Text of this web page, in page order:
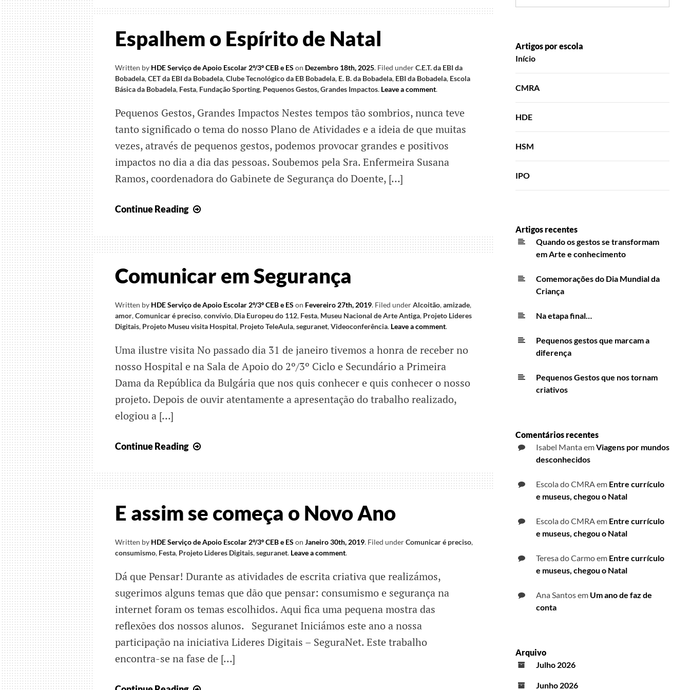
Espalhem o Espírito de Natal
Written by HDE Serviço de Apoio Escolar 2º/3º CEB e ES on Dezembro 18th, 2025. Filed underC.E.T. da EBI da
Bobadela,CET da EBI da Bobadela,Clube Tecnológico da EB Bobadela, E. B. da Bobadela, EBI da Bobadela, Escola
Básica da Bobadela, Festa, Fundação Sporting, Pequenos Gestos, Grandes Impactos. Leave a comment.
Pequenos Gestos, Grandes Impactos Nestes tempos tão sombrios, nunca teve
tanto significado o tema do nosso Plano de Atividades e a ideia de que muitas
vezes, através de pequenos gestos, podemos provocar grandes e positivos
impactos no dia a dia das pessoas. Soubemos pela Sra. Enfermeira Susana
Ramos, coordenadora do Gabinete de Segurança do Doente, […]
Continue Reading
Espírito
de
Comunicar em Segurança
Written by HDE Serviço de Apoio Escolar 2º/3º CEB e ES on Fevereiro 27th, 2019. Filed underAlcoitão,amizade,
amor,Comunicar é preciso,convívio, Dia Europeu do 112, Festa, Museu Nacional de Arte Antiga, Projeto Lideres
Digitais, Projeto Museu visita Hospital, Projeto TeleAula,seguranet,Videoconferência. Leave a comment.
Uma ilustre visita No passado dia 31 de janeiro tivemos a honra de receber no
nosso Hospital e na Sala de Apoio do 2º/3º Ciclo e Secundário a Primeira
Dama da República da Bulgária que nos quis conhecer e quis conhecer o nosso
projeto. Depois de ouvir atentamente a apresentação do trabalho realizado,
elogiou a […]
Continue Reading
Segurança
E assim se começa o Novo Ano
Written by HDE Serviço de Apoio Escolar 2º/3º CEB e ES on Janeiro 30th, 2019. Filed underComunicar é preciso,
consumismo, Festa, Projeto Lideres Digitais,seguranet. Leave a comment.
Dá que Pensar! Durante as atividades de escrita criativa que realizámos,
sugerimos alguns temas que dão que pensar: consumismo e segurança na
internet foram os temas escolhidos. Aqui fica uma pequena mostra das
reflexões dos nossos alunos. Seguranet Iniciámos este ano a nossa
participação na iniciativa Lideres Digitais – SeguraNet. Este trabalho
encontra-se na fase de […]
Artigos por escola
Início
CMRA
HDE
HSM
IPO
Artigos recentes
Quando os gestos se transformam
em Arte e conhecimento
Comemorações do Dia Mundial da
Criança
Na etapa final…
Pequenos gestos que marcam a
diferença
Pequenos Gestos que nos tornam
criativos
Comentários recentes
Isabel MantaemViagens por mundos
desconhecidos
Escola do CMRAem Entre currículo
e museus, chegou o Natal
Escola do CMRAem Entre currículo
e museus, chegou o Natal
Teresa do Carmoem Entre currículo
e museus, chegou o Natal
Ana Santosem Um ano de faz de
conta
Arquivo
Julho 2026
Junho 2026